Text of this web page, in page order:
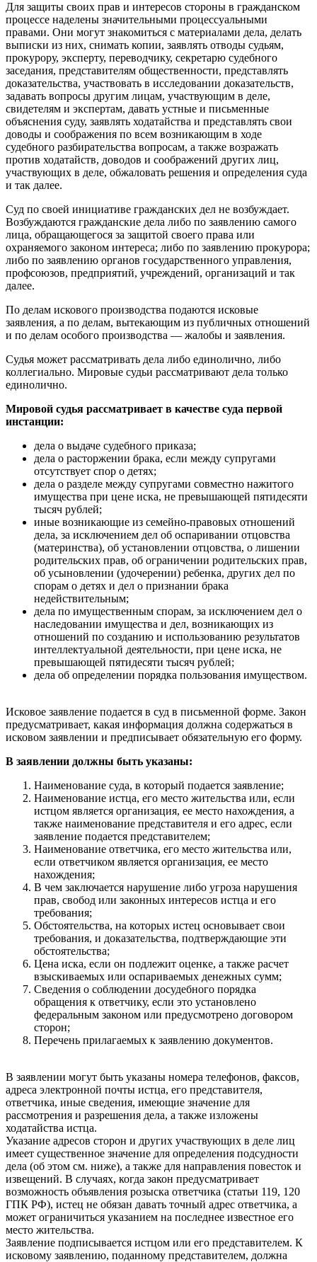
Для защиты своих прав и интересов стороны в гражданском
процессе наделены значительными процессуальными
правами. Они могут знакомиться с материалами дела, делать
выписки из них, снимать копии, заявлять отводы судьям,
прокурору, эксперту, переводчику, секретарю судебного
заседания, представителям общественности, представлять
доказательства, участвовать в исследовании доказательств,
задавать вопросы другим лицам, участвующим в деле,
свидетелям и экспертам, давать устные и письменные
объяснения суду, заявлять ходатайства и представлять свои
доводы и соображения по всем возникающим в ходе
судебного разбирательства вопросам, а также возражать
против ходатайств, доводов и соображений других лиц,
участвующих в деле, обжаловать решения и определения суда
и так далее.
Суд по своей инициативе гражданских дел не возбуждает.
Возбуждаются гражданские дела либо по заявлению самого
лица, обращающегося за защитой своего права или
охраняемого законом интереса; либо по заявлению прокурора;
либо по заявлению органов государственного управления,
профсоюзов, предприятий, учреждений, организаций и так
далее.
По делам искового производства подаются исковые
заявления, а по делам, вытекающим из публичных отношений
и по делам особого производства — жалобы и заявления.
Судья может рассматривать дела либо единолично, либо
коллегиально. Мировые судьи рассматривают дела только
единолично.
Мировой судья рассматривает в качестве суда первой
инстанции:
дела о выдаче судебного приказа;
дела о расторжении брака, если между супругами
отсутствует спор о детях;
дела о разделе между супругами совместно нажитого
имущества при цене иска, не превышающей пятидесяти
тысяч рублей;
иные возникающие из семейно-правовых отношений
дела, за исключением дел об оспаривании отцовства
(материнства), об установлении отцовства, о лишении
родительских прав, об ограничении родительских прав,
об усыновлении (удочерении) ребенка, других дел по
спорам о детях и дел о признании брака
недействительным;
дела по имущественным спорам, за исключением дел о
наследовании имущества и дел, возникающих из
отношений по созданию и использованию результатов
интеллектуальной деятельности, при цене иска, не
превышающей пятидесяти тысяч рублей;
дела об определении порядка пользования имуществом.
Исковое заявление подается в суд в письменной форме. Закон
предусматривает, какая информация должна содержаться в
исковом заявлении и предписывает обязательную его форму.
В заявлении должны быть указаны:
Наименование суда, в который подается заявление;
Наименование истца, его место жительства или, если
истцом является организация, ее место нахождения, а
также наименование представителя и его адрес, если
заявление подается представителем;
Наименование ответчика, его место жительства или,
если ответчиком является организация, ее место
нахождения;
В чем заключается нарушение либо угроза нарушения
прав, свобод или законных интересов истца и его
требования;
Обстоятельства, на которых истец основывает свои
требования, и доказательства, подтверждающие эти
обстоятельства;
Цена иска, если он подлежит оценке, а также расчет
взыскиваемых или оспариваемых денежных сумм;
Сведения о соблюдении досудебного порядка
обращения к ответчику, если это установлено
федеральным законом или предусмотрено договором
сторон;
Перечень прилагаемых к заявлению документов.
В заявлении могут быть указаны номера телефонов, факсов,
адреса электронной почты истца, его представителя,
ответчика, иные сведения, имеющие значение для
рассмотрения и разрешения дела, а также изложены
ходатайства истца.
Указание адресов сторон и других участвующих в деле лиц
имеет существенное значение для определения подсудности
дела (об этом см. ниже), а также для направления повесток и
извещений. В случаях, когда закон предусматривает
возможность объявления розыска ответчика (статьи 119, 120
ГПК РФ), истец не обязан давать точный адрес ответчика, а
может ограничиться указанием на последнее известное его
место жительства.
Заявление подписывается истцом или его представителем. К
исковому заявлению, поданному представителем, должна